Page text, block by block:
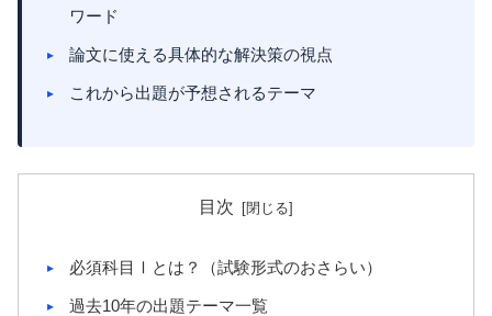
ワード
論文に使える具体的な解決策の視点
これから出題が予想されるテーマ
目次
必須科目Ⅰとは？（試験形式のおさらい）
過去10年の出題テーマ一覧